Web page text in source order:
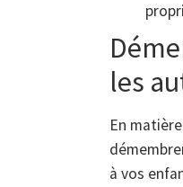
les
En
à vos